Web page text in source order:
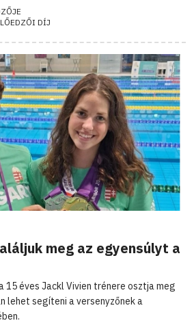
DÍJ
meg az egyensúlyt a
15 éves Jackl Vivien trénere osztja meg
lehet segíteni a versenyzőnek a